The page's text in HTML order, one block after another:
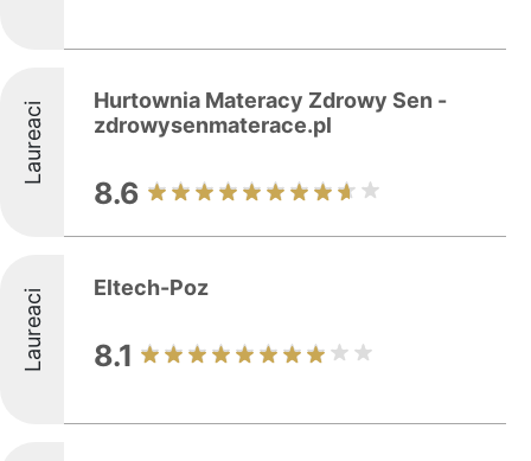
Laureaci
Hurtownia Materacy Zdrowy Sen -
zdrowysenmaterace.pl
8.6
Laureaci Eltech-Poz
8.1